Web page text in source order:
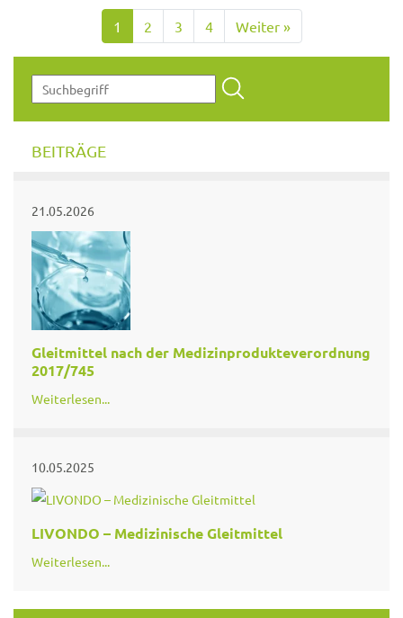
1 2 3 4 Weiter »
BEITRÄGE
21.05.2026
Gleitmittel nach der Medizinprodukteverordnung
2017/745
Weiterlesen...
10.05.2025
LIVONDO – Medizinische Gleitmittel
Weiterlesen...